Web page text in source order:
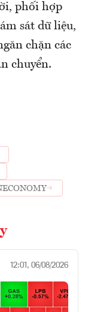
phối hợp
sát dữ liệu,
chặn các
chuyển.
12:01, 06/08/2026